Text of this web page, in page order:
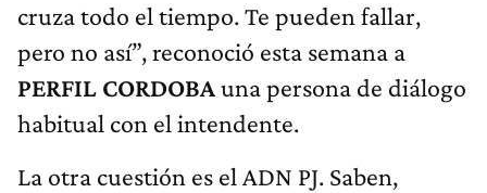
cruza todo el tiempo. Te pueden fallar,
pero no así”, reconoció esta semana a
PERFIL CORDOBAuna persona de diálogo
habitual con el intendente.
La otra cuestión es el ADN PJ. Saben,